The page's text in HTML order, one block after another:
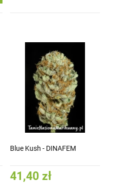
Blue Kush - DINAFEM
41,40 zł